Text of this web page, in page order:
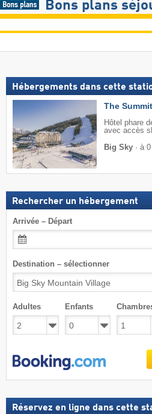
Bons plans
Hébergements dans cette
The
Hôtel phare
avec accès
Big Sky · à
Rechercher un hébergement
Arrivée – Départ
Destination – sélectionner
Adultes Enfants
Réservez en ligne dans cette